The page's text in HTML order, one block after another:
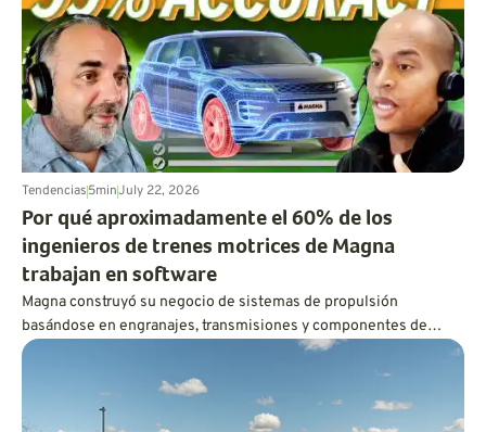
superpuestos, controles redundantes, una capacidad de
procesamiento más potente y un enfoque mucho más
exhaustivo en las pruebas.
Tendencias5minJuly 22, 2026
Por qué aproximadamente el 60% de los
ingenieros de trenes motrices de Magna
trabajan en software
Magna construyó su negocio de sistemas de propulsión
basándose en engranajes, transmisiones y componentes de
tracción a las cuatro ruedas. Hoy en día, aproximadamente el 60
por ciento de su plantilla de ingeniería de sistemas de
propulsión trabaja en software, utilizando código, inteligencia
artificial y gemelos digitales para mejorar el rendimiento de los